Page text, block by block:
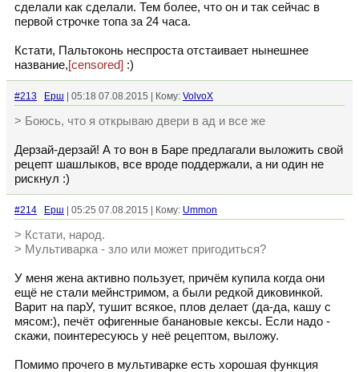
сделали как сделали. Тем более, что он и так сейчас в
первой строчке топа за 24 часа.
Кстати, Пальтоконь неспроста отстаивает нынешнее
название,[censored] :)
#213 Ерш | 05:18 07.08.2015 | Кому: VolvoX
> Боюсь, что я открываю двери в ад и все же
Дерзай-дерзай! А то вон в Баре предлагали выложить свой
рецепт шашлыков, все вроде поддержали, а ни один не
рискнул :)
#214 Ерш | 05:25 07.08.2015 | Кому: Ummon
> Кстати, народ.
> Мультиварка - зло или может пригодиться?
У меня жена активно пользует, причём купила когда они
ещё не стали мейнстримом, а были редкой диковинкой.
Варит на парУ, тушит всякое, плов делает (да-да, кашу с
мясом:), печёт офигенные банановые кексы. Если надо -
скажи, поинтересуюсь у неё рецептом, выложу.
Помимо прочего в мультиварке есть хорошая функция